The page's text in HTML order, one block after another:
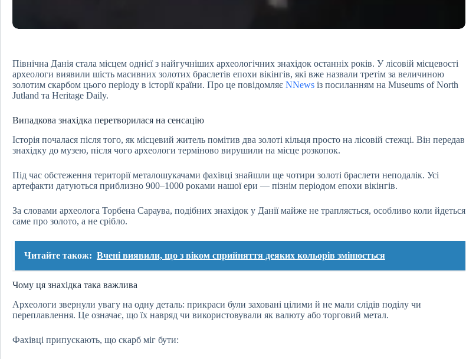
Північна Данія стала місцем однієї з найгучніших археологічних знахідок останніх років. У лісовій місцевості
археологи виявили шість масивних золотих браслетів епохи вікінгів, які вже назвали третім за величиною
золотим скарбом цього періоду в історії країни. Про це повідомляє NNews із посиланням на Museums of North
Jutland та Heritage Daily.
Випадкова знахідка перетворилася на сенсацію
Історія почалася після того, як місцевий житель помітив два золоті кільця просто на лісовій стежці. Він передав
знахідку до музею, після чого археологи терміново вирушили на місце розкопок.
Під час обстеження території металошукачами фахівці знайшли ще чотири золоті браслети неподалік. Усі
артефакти датуються приблизно 900–1000 роками нашої ери — пізнім періодом епохи вікінгів.
За словами археолога Торбена Сараува, подібних знахідок у Данії майже не трапляється, особливо коли йдеться
саме про золото, а не срібло.
Читайте також: Вчені виявили, що з віком сприйняття деяких кольорів змінюється
Чому ця знахідка така важлива
Археологи звернули увагу на одну деталь: прикраси були заховані цілими й не мали слідів поділу чи
переплавлення. Це означає, що їх навряд чи використовували як валюту або торговий метал.
Фахівці припускають, що скарб міг бути: